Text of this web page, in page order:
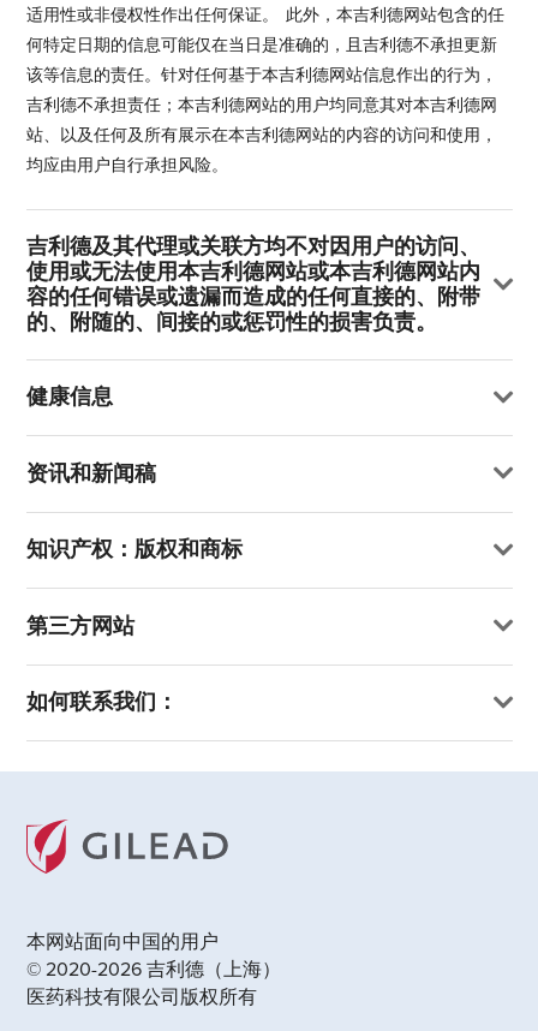
适用性或非侵权性作出任何保证。 此外，本吉利德网站包含的任
何特定日期的信息可能仅在当日是准确的，且吉利德不承担更新
该等信息的责任。针对任何基于本吉利德网站信息作出的行为，
吉利德不承担责任；本吉利德网站的用户均同意其对本吉利德网
站、以及任何及所有展示在本吉利德网站的内容的访问和使用，
均应由用户自行承担风险。
吉利德及其代理或关联方均不对因用户的访问、
使用或无法使用本吉利德网站或本吉利德网站内
容的任何错误或遗漏而造成的任何直接的、附带
的、附随的、间接的或惩罚性的损害负责。
健康信息
资讯和新闻稿
知识产权：版权和商标
第三方网站
如何联系我们：
本网站面向中国的用户
© 2020-2026 吉利德（上海）
医药科技有限公司版权所有